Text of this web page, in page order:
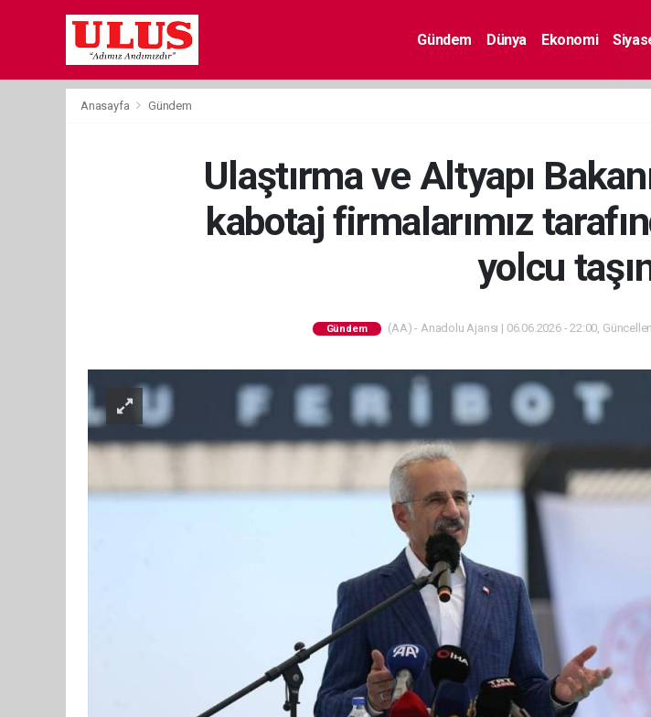
Gündem Dünya Ekonomi
Anasayfa Gündem
Ulaştırma ve Altyapı
kabotaj firmalarımız
yolcu
Gündem (AA) - Anadolu Ajansı | 06.06.2026 - 22:00,